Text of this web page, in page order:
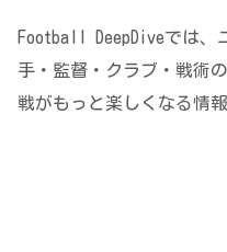
Football DeepDiveでは、
手・監督・クラブ・戦術
戦がもっと楽しくなる情